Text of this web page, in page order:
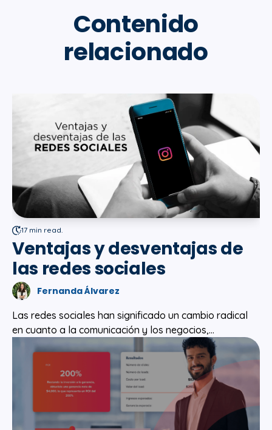
Contenido
relacionado
17 min read.
Ventajas y desventajas de
las redes sociales
Fernanda Álvarez
Las redes sociales han significado un cambio radical
en cuanto a la comunicación y los negocios,...